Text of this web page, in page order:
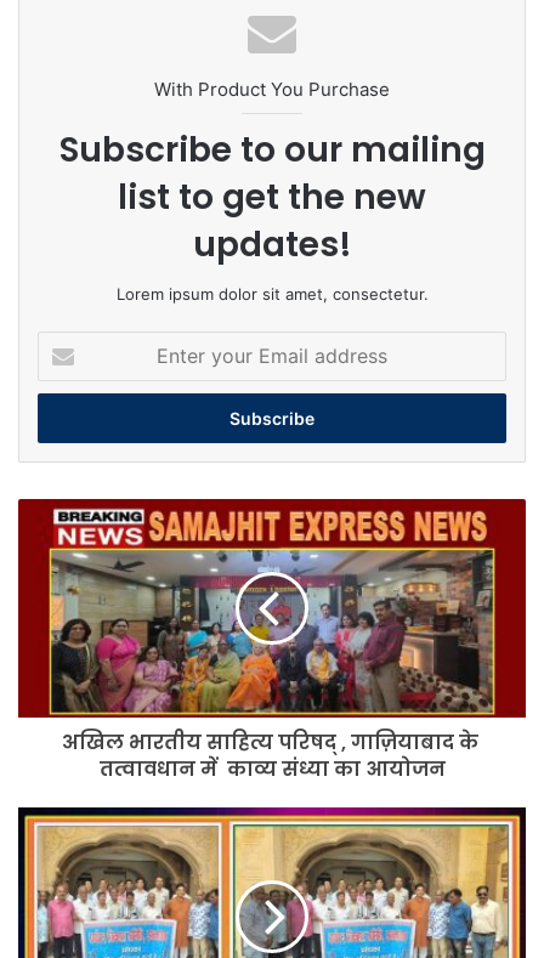
With Product You Purchase
Subscribe to our mailing
list to get the new
updates!
Lorem ipsum dolor sit amet, consectetur.
your
Email
अखिल
भारतीय
साहित्य
गाज़ियाबाद
तत्वावधान
में
आयोजन
अखिल भारतीय साहित्य परिषद् , गाज़ियाबाद के
तत्वावधान में काव्य संध्या का आयोजन
झालावाड़
संग्रहालय
110वां
स्थापना
दिवस